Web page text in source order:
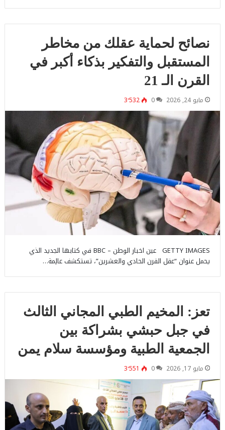
نصائح لحماية عقلك من مخاطر
المستقبل والتفكير بذكاء أكبر في
القرن الـ 21
مايو 24, 2026 0 3٬532
GETTY IMAGES عين اخبار الوطن – BBC في كتابها الجديد الذي
يحمل عنوان “عقل القرن الحادي والعشرين”، تستكشف عالِمة…
تعز: المخيم الطبي المجاني الثالث
في جبل حبشي بشراكة بين
الجمعية الطبية ومؤسسة سلام يمن
مايو 17, 2026 0 3٬551